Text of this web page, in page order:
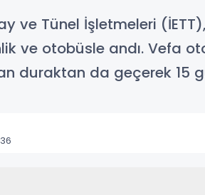
ve Tünel İşletmeleri
ve otobüsle andı. Vefa
duraktan da geçerek 15